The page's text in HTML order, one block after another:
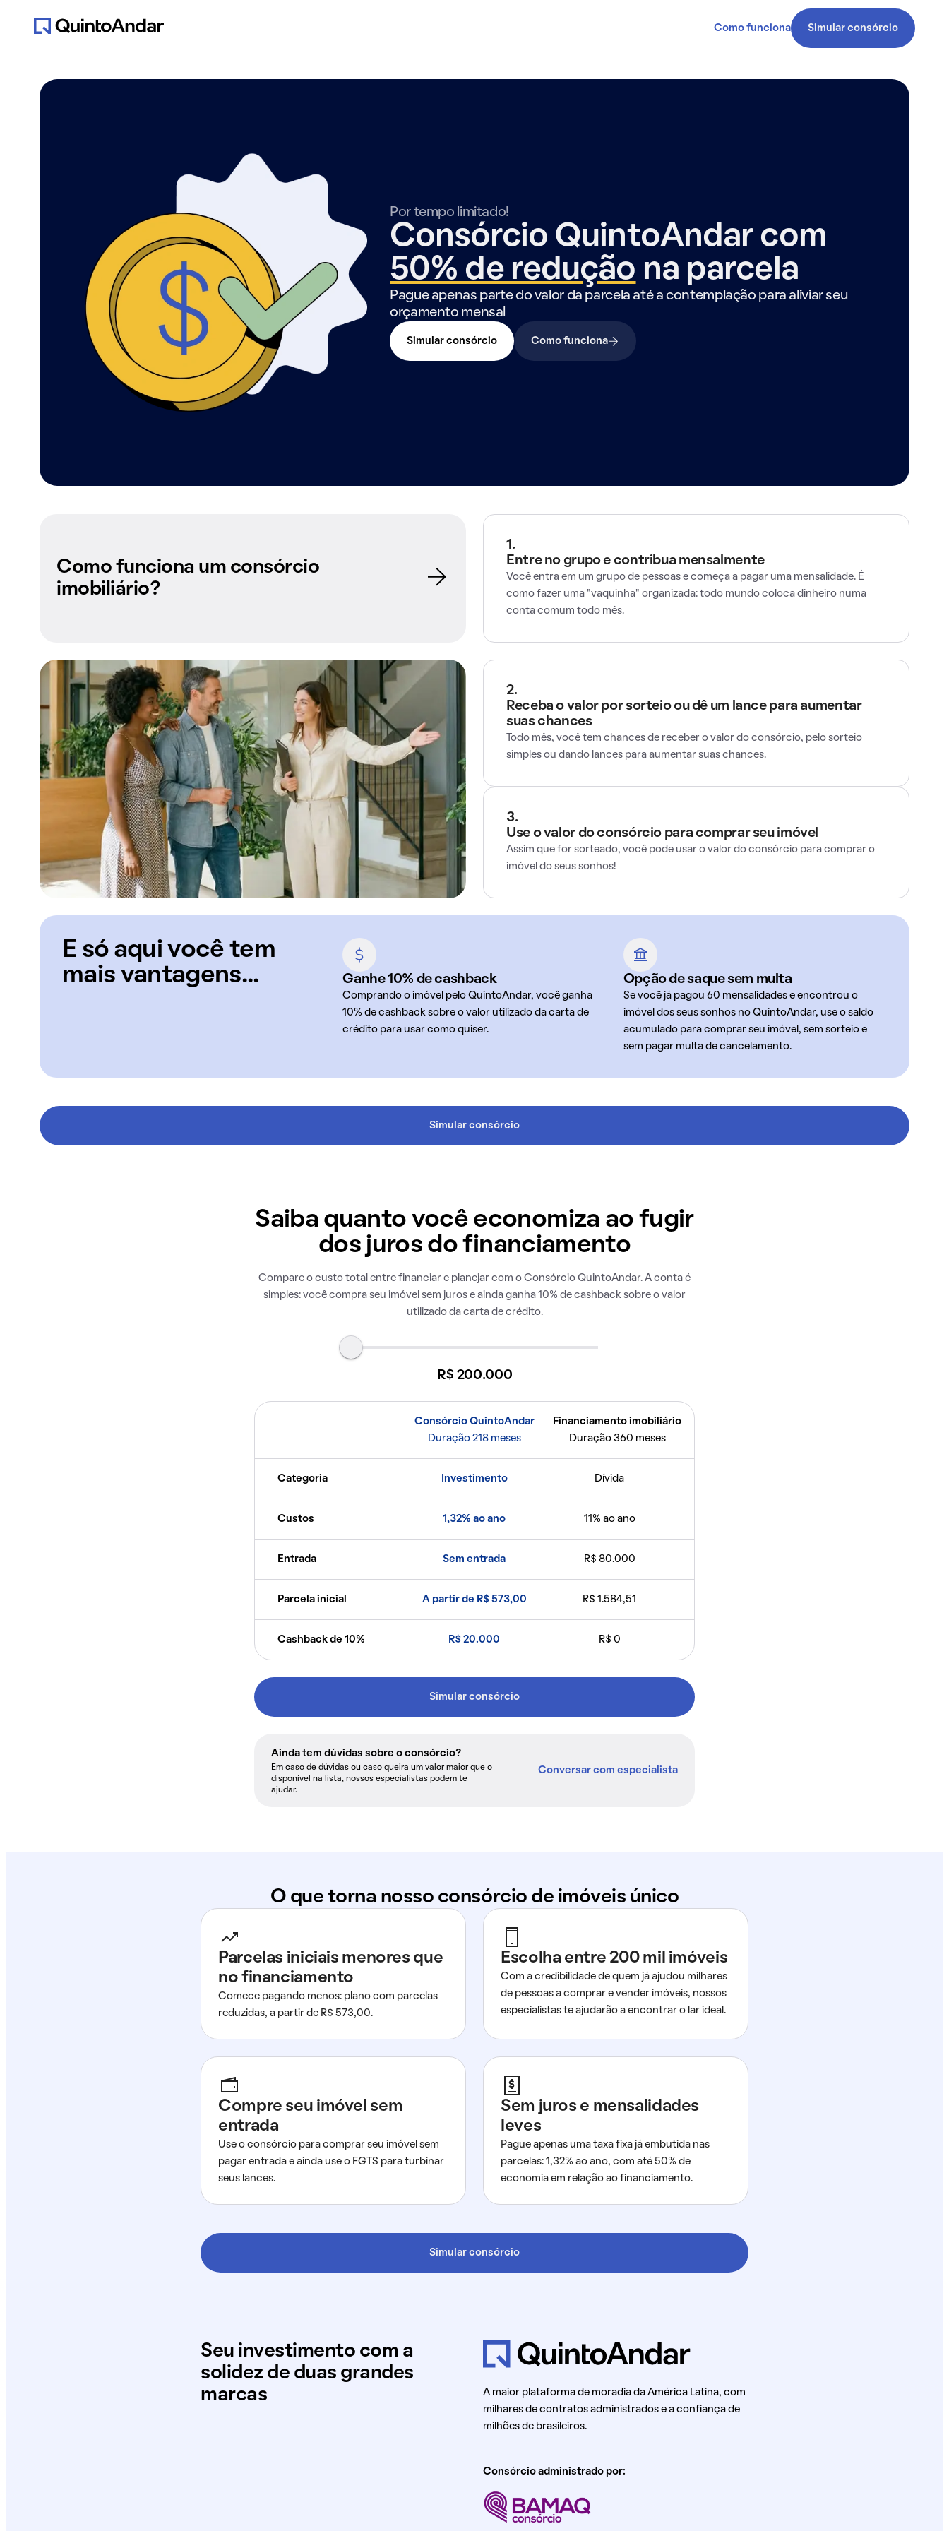
Como funciona Simular consórcio
Por tempo limitado!
Consórcio QuintoAndar com
50% de redução na parcela
Pague apenas parte do valor da parcela até a contemplação para aliviar seu
orçamento mensal
Simular consórcio Como funciona
Como funciona um consórcio
imobiliário?
1.
Entre no grupo e contribua mensalmente
Você entra em um grupo de pessoas e começa a pagar uma mensalidade. É
como fazer uma "vaquinha" organizada: todo mundo coloca dinheiro numa
conta comum todo mês.
2.
Receba o valor por sorteio ou dê um lance para aumentar
suas chances
Todo mês, você tem chances de receber o valor do consórcio, pelo sorteio
simples ou dando lances para aumentar suas chances.
3.
Use o valor do consórcio para comprar seu imóvel
Assim que for sorteado, você pode usar o valor do consórcio para comprar o
imóvel do seus sonhos!
E só aqui você tem
mais vantagens...
Ganhe 10% de cashback
Comprando o imóvel pelo QuintoAndar, você ganha
10% de cashback sobre o valor utilizado da carta de
crédito para usar como quiser.
Opção de saque sem multa
Se você já pagou 60 mensalidades e encontrou o
imóvel dos seus sonhos no QuintoAndar, use o saldo
acumulado para comprar seu imóvel, sem sorteio e
sem pagar multa de cancelamento.
Simular consórcio
Saiba quanto você economiza ao fugir
dos juros do financiamento
Compare o custo total entre financiar e planejar com o Consórcio QuintoAndar. A conta é
simples: você compra seu imóvel sem juros e ainda ganha 10% de cashback sobre o valor
utilizado da carta de crédito.
R$ 200.000
Consórcio QuintoAndar
Duração 218 meses
Financiamento imobiliário
Duração 360 meses
Categoria Investimento Dívida
Custos 1,32% ao ano 11% ao ano
Entrada Sem entrada R$ 80.000
Parcela inicial A partir de R$ 573,00 R$ 1.584,51
Cashback de 10% R$ 20.000 R$ 0
Simular consórcio
Ainda tem dúvidas sobre o consórcio?
Em caso de dúvidas ou caso queira um valor maior que o
disponível na lista, nossos especialistas podem te
ajudar.
Conversar com especialista
O que torna nosso consórcio de imóveis único
Parcelas iniciais menores que
no financiamento
Comece pagando menos: plano com parcelas
reduzidas, a partir de R$ 573,00.
Escolha entre 200 mil imóveis
Com a credibilidade de quem já ajudou milhares
de pessoas a comprar e vender imóveis, nossos
especialistas te ajudarão a encontrar o lar ideal.
Compre seu imóvel sem
entrada
Use o consórcio para comprar seu imóvel sem
pagar entrada e ainda use o FGTS para turbinar
seus lances.
Sem juros e mensalidades
leves
Pague apenas uma taxa fixa já embutida nas
parcelas: 1,32% ao ano, com até 50% de
economia em relação ao financiamento.
Simular consórcio
Seu investimento com a
solidez de duas grandes
marcas
A maior plataforma de moradia da América Latina, com
milhares de contratos administrados e a confiança de
milhões de brasileiros.
Consórcio administrado por: